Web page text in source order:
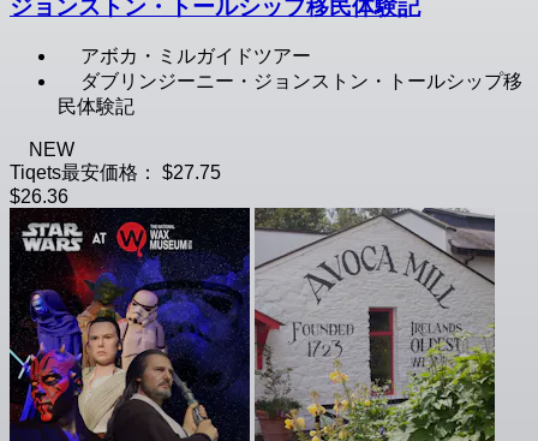
ジョンストン・トールシップ移民体験記
アボカ・ミルガイドツアー
ダブリンジーニー・ジョンストン・トールシップ移
民体験記
NEW
Tiqets最安価格：
$27.75
$26.36